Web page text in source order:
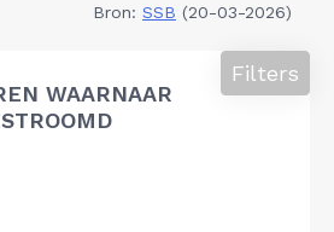
Bron: SSB (20-03-2026)
WAARNAAR
Filters